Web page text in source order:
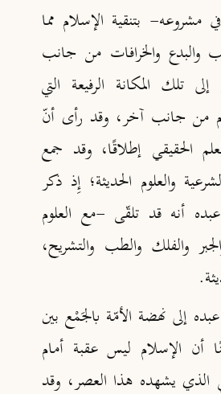
مشروعه- بتنقية الإسلام مما
والبدع والخرافات من جانب
تلك المكانة الرفيعة التي
من جانب آخر، وقد رأى أنّ
الحقيقي إطلاقًا، وقد جمع
والعلوم الحديثة؛ إِذ ذكر
أنه قد تلقّى -مع العلوم
والفلك والطب والتشريح،
إلى نهضة الأمّة بالجَمْع بين
أن الإسلام ليس عقبة أمام
الذي يشهده هذا العصر، وقد